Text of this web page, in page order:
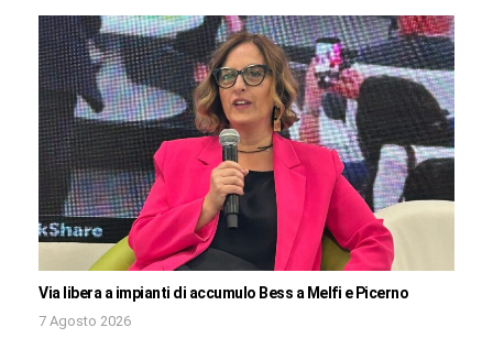
Via libera a impianti di accumulo Bess a Melfi e Picerno
7 Agosto 2026